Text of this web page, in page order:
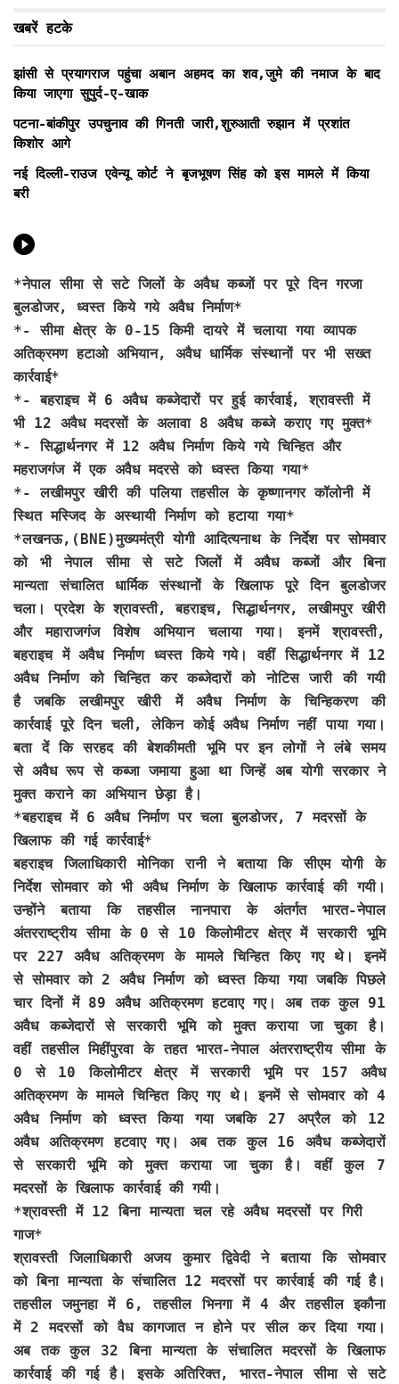
खबरें हटके
झांसी से प्रयागराज पहुंचा अबान अहमद का शव,जुमे की नमाज के बाद
किया जाएगा सुपुर्द-ए-खाक
पटना-बांकीपुर उपचुनाव की गिनती जारी,शुरुआती रुझान में प्रशांत
किशोर आगे
नई दिल्ली-राउज एवेन्यू कोर्ट ने बृजभूषण सिंह को इस मामले में किया
बरी
*नेपाल सीमा से सटे जिलों के अवैध कब्जों पर पूरे दिन गरजा
बुलडोजर, ध्वस्त किये गये अवैध निर्माण*
*- सीमा क्षेत्र के 0-15 किमी दायरे में चलाया गया व्यापक
अतिक्रमण हटाओ अभियान, अवैध धार्मिक संस्थानों पर भी सख्त
कार्रवाई*
*- बहराइच में 6 अवैध कब्जेदारों पर हुई कार्रवाई, श्रावस्ती में
भी 12 अवैध मदरसों के अलावा 8 अवैध कब्जे कराए गए मुक्त*
*- सिद्धार्थनगर में 12 अवैध निर्माण किये गये चिन्हित और
महराजगंज में एक अवैध मदरसे को ध्वस्त किया गया*
*- लखीमपुर खीरी की पलिया तहसील के कृष्णानगर कॉलोनी में
स्थित मस्जिद के अस्थायी निर्माण को हटाया गया*
*लखनऊ,(BNE)मुख्यमंत्री योगी आदित्यनाथ के निर्देश पर सोमवार
को भी नेपाल सीमा से सटे जिलों में अवैध कब्जों और बिना
मान्यता संचालित धार्मिक संस्थानों के खिलाफ पूरे दिन बुलडोजर
चला। प्रदेश के श्रावस्ती, बहराइच, सिद्धार्थनगर, लखीमपुर खीरी
और महाराजगंज विशेष अभियान चलाया गया। इनमें श्रावस्ती,
बहराइच में अवैध निर्माण ध्वस्त किये गये। वहीं सिद्धार्थनगर में 12
अवैध निर्माण को चिन्हित कर कब्जेदारों को नोटिस जारी की गयी
है जबकि लखीमपुर खीरी में अवैध निर्माण के चिन्हिकरण की
कार्रवाई पूरे दिन चली, लेकिन कोई अवैध निर्माण नहीं पाया गया।
बता दें कि सरहद की बेशकीमती भूमि पर इन लोगों ने लंबे समय
से अवैध रूप से कब्जा जमाया हुआ था जिन्हें अब योगी सरकार ने
मुक्त कराने का अभियान छेड़ा है।
*बहराइच में 6 अवैध निर्माण पर चला बुलडोजर, 7 मदरसों के
खिलाफ की गई कार्रवाई*
बहराइच जिलाधिकारी मोनिका रानी ने बताया कि सीएम योगी के
निर्देश सोमवार को भी अवैध निर्माण के खिलाफ कार्रवाई की गयी।
उन्होंने बताया कि तहसील नानपारा के अंतर्गत भारत-नेपाल
अंतरराष्ट्रीय सीमा के 0 से 10 किलोमीटर क्षेत्र में सरकारी भूमि
पर 227 अवैध अतिक्रमण के मामले चिन्हित किए गए थे। इनमें
से सोमवार को 2 अवैध निर्माण को ध्वस्त किया गया जबकि पिछले
चार दिनों में 89 अवैध अतिक्रमण हटवाए गए। अब तक कुल 91
अवैध कब्जेदारों से सरकारी भूमि को मुक्त कराया जा चुका है।
वहीं तहसील मिहींपुरवा के तहत भारत-नेपाल अंतरराष्ट्रीय सीमा के
0 से 10 किलोमीटर क्षेत्र में सरकारी भूमि पर 157 अवैध
अतिक्रमण के मामले चिन्हित किए गए थे। इनमें से सोमवार को 4
अवैध निर्माण को ध्वस्त किया गया जबकि 27 अप्रैल को 12
अवैध अतिक्रमण हटवाए गए। अब तक कुल 16 अवैध कब्जेदारों
से सरकारी भूमि को मुक्त कराया जा चुका है। वहीं कुल 7
मदरसों के खिलाफ कार्रवाई की गयी।
*श्रावस्ती में 12 बिना मान्यता चल रहे अवैध मदरसों पर गिरी
गाज*
श्रावस्ती जिलाधिकारी अजय कुमार द्विवेदी ने बताया कि सोमवार
को बिना मान्यता के संचालित 12 मदरसों पर कार्रवाई की गई है।
तहसील जमुनहा में 6, तहसील भिनगा में 4 अैर तहसील इकौना
में 2 मदरसों को वैध कागजात न होने पर सील कर दिया गया।
अब तक कुल 32 बिना मान्यता के संचालित मदरसों के खिलाफ
कार्रवाई की गई है। इसके अतिरिक्त, भारत-नेपाल सीमा से सटे